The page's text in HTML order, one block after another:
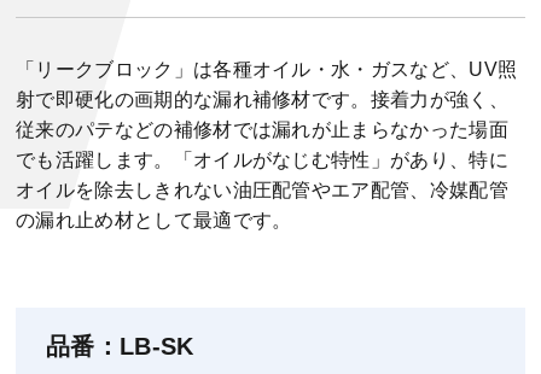
「リークブロック」は各種オイル・水・ガスなど、UV照
射で即硬化の画期的な漏れ補修材です。接着力が強く、
従来のパテなどの補修材では漏れが止まらなかった場面
でも活躍します。「オイルがなじむ特性」があり、特に
オイルを除去しきれない油圧配管やエア配管、冷媒配管
の漏れ止め材として最適です。
品番：LB-SK